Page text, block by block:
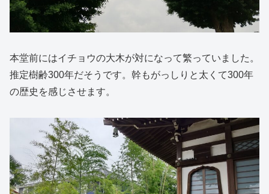
本堂前にはイチョウの大木が対になって繁っていました。
推定樹齢300年だそうです。幹もがっしりと太くて300年
の歴史を感じさせます。